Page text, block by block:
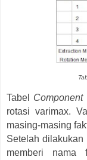
Tabel Component
rotasi varimax.
masing-masing
Setelah dilakukan
memberi nama